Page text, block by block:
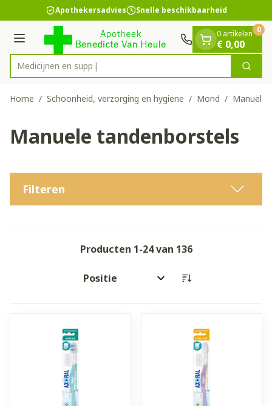
Ga naar de inhoud
1 van 1 Apothekersadvies Snelle beschikbaarheid
Menu
Product, merk, categorie...
Me Zoek
0 artikelen
€ 0,00
0
Home / Schoonheid, verzorging en hygiëne / Mond / Manuele
Manuele tandenborstels
Filteren
Producten 1-24van 136
Sorteer op: